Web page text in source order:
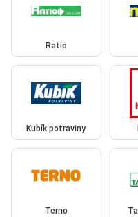
Ratio
Kubík potraviny
Terno